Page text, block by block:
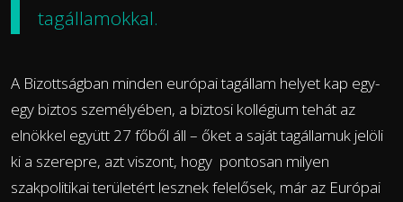
tagállamokkal.
A Bizottságban minden európai tagállam helyet kap egy-
egy biztos személyében, a biztosi kollégium tehát az
elnökkel együtt 27 főből áll – őket a saját tagállamuk jelöli
ki a szerepre, azt viszont, hogy pontosan milyen
szakpolitikai területért lesznek felelősek, már az Európai